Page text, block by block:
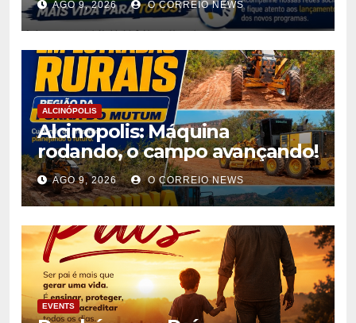
atendimento à população
AGO 9, 2026 O CORREIO NEWS
ALCINÓPOLIS
Alcinopolis: Máquina
rodando, o campo avançando!
AGO 9, 2026 O CORREIO NEWS
EVENTS